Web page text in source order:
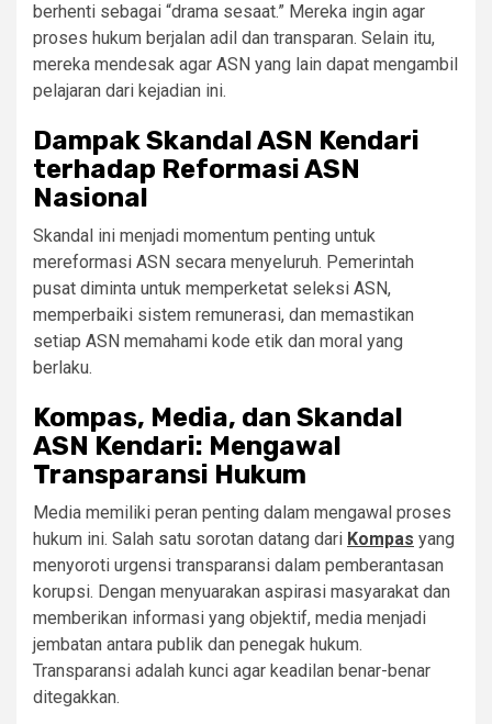
berhenti sebagai “drama sesaat.” Mereka ingin agar
proses hukum berjalan adil dan transparan. Selain itu,
mereka mendesak agar ASN yang lain dapat mengambil
pelajaran dari kejadian ini.
Dampak Skandal ASN Kendari
terhadap Reformasi ASN
Nasional
Skandal ini menjadi momentum penting untuk
mereformasi ASN secara menyeluruh. Pemerintah
pusat diminta untuk memperketat seleksi ASN,
memperbaiki sistem remunerasi, dan memastikan
setiap ASN memahami kode etik dan moral yang
berlaku.
Kompas, Media, dan Skandal
ASN Kendari: Mengawal
Transparansi Hukum
Media memiliki peran penting dalam mengawal proses
hukum ini. Salah satu sorotan datang dari Kompas yang
menyoroti urgensi transparansi dalam pemberantasan
korupsi. Dengan menyuarakan aspirasi masyarakat dan
memberikan informasi yang objektif, media menjadi
jembatan antara publik dan penegak hukum.
Transparansi adalah kunci agar keadilan benar-benar
ditegakkan.